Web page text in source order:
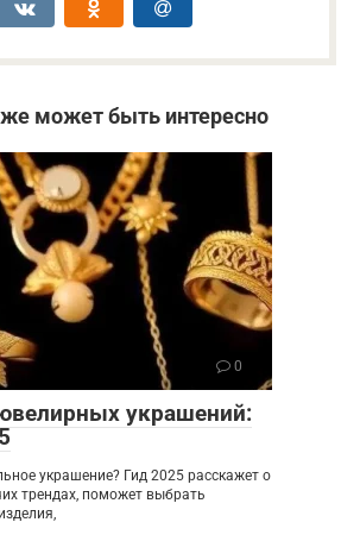
может быть интересно
0
украшений:
украшение? Гид 2025 расскажет о
трендах, поможет выбрать